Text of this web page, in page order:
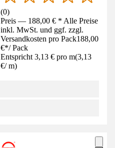
(0)
Preis — 188,00 € * Alle Preise
inkl. MwSt. und ggf. zzgl.
Versandkosten pro Pack188,00
€*/ Pack
Entspricht 3,13 € pro m(3,13
€/ m)